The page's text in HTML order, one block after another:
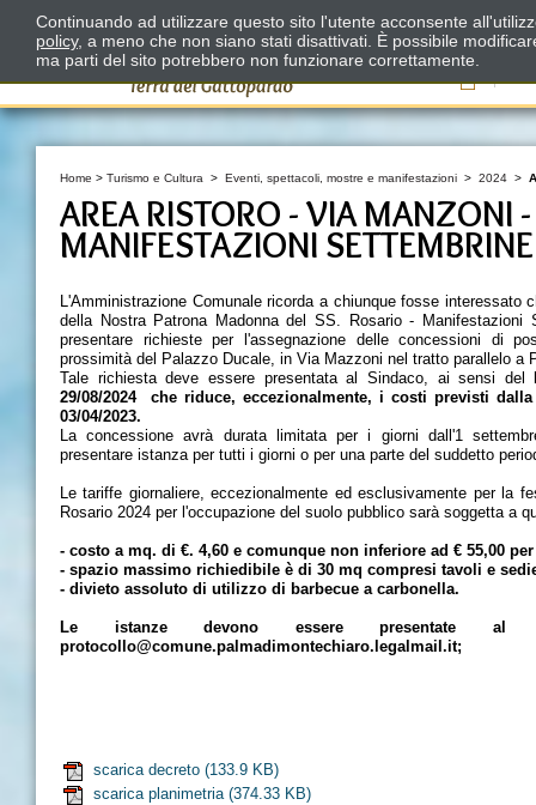
Il
Home > Turismo e Cultura > Eventi, spettacoli, mostre e manifestazioni > 2024 >
AREA RISTORO - VIA MANZONI
MANIFESTAZIONI
L'Amministrazione Comunale ricorda a chiunque fosse interessato
della Nostra Patrona Madonna del SS. Rosario - Manifestazioni
presentare richieste per l'assegnazione delle concessioni di
prossimità del Palazzo Ducale, in Via Mazzoni nel tratto parallelo a
Tale richiesta deve essere presentata al Sindaco, ai sensi del
29/08/2024 che riduce, eccezionalmente, i costi previsti
03/04/2023.
La concessione avrà durata limitata per i giorni dall'1
presentare istanza per tutti i giorni o per una parte del suddetto
Le tariffe giornaliere, eccezionalmente ed esclusivamente per la
Rosario 2024 per l'occupazione del suolo pubblico sarà soggetta a
- costo a mq. di €. 4,60 e comunque non inferiore ad € 55,00
- spazio massimo richiedibile è di 30 mq compresi tavoli e
- divieto assoluto di utilizzo di barbecue a carbonella.
Le istanze devono essere presentate al
protocollo@comune.palmadimontechiaro.legalmail.it;
scarica decreto (133.9 KB)
scarica planimetria(374.33 KB)
Continuando ad utilizzare questo sito l'utente acconsente
policy, a meno che non siano stati disattivati. È possibile
ma parti del sito potrebbero non funzionare correttamente.